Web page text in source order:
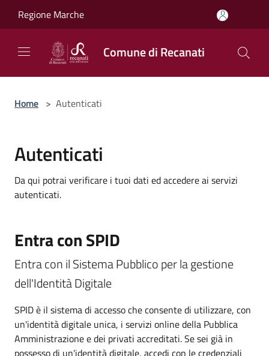
Regione Marche
Comune di Recanati
Home > Autenticati
Autenticati
Da qui potrai verificare i tuoi dati ed accedere ai servizi
autenticati.
Entra con SPID
Entra con il Sistema Pubblico per la gestione
dell'Identità Digitale
SPID è il sistema di accesso che consente di utilizzare, con
un'identità digitale unica, i servizi online della Pubblica
Amministrazione e dei privati accreditati. Se sei già in
possesso di un'identità digitale, accedi con le credenziali